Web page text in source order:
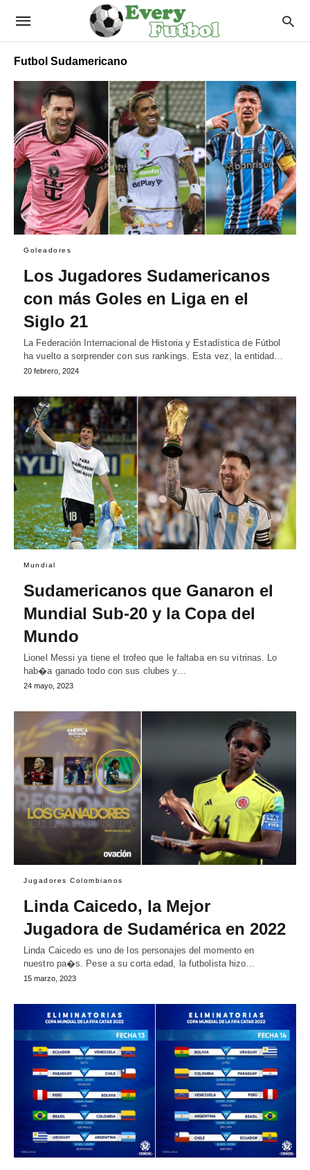
Futbol Sudamericano
Goleadores
Los Jugadores Sudamericanos
con más Goles en Liga en el
Siglo 21
La Federación Internacional de Historia y Estadística de Fútbol
ha vuelto a sorprender con sus rankings. Esta vez, la entidad…
20 febrero, 2024
Mundial
Sudamericanos que Ganaron el
Mundial Sub-20 y la Copa del
Mundo
Lionel Messi ya tiene el trofeo que le faltaba en su vitrinas. Lo
hab�a ganado todo con sus clubes y…
24 mayo, 2023
Jugadores Colombianos
Linda Caicedo, la Mejor
Jugadora de Sudamérica en 2022
Linda Caicedo es uno de los personajes del momento en
nuestro pa�s. Pese a su corta edad, la futbolista hizo…
15 marzo, 2023